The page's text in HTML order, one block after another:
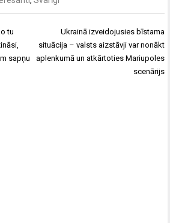
tu
sapņu
Ukrainā izveidojusies bīstama
situācija – valsts aizstāvji var nonākt
aplenkumā un atkārtoties Mariupoles
scenārijs